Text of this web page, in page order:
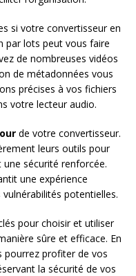
si votre convertisseur en
par lots peut vous faire
de nombreuses vidéos
de métadonnées vous
précises à vos fichiers
votre lecteur audio.
de votre convertisseur.
leurs outils pour
sécurité renforcée.
une expérience
potentielles.
pour choisir et utiliser
sûre et efficace. En
pourrez profiter de vos
la sécurité de vos